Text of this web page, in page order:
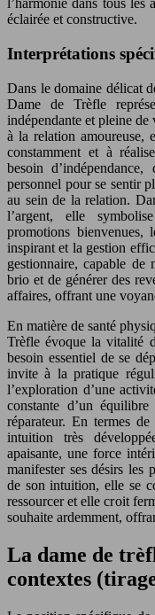
l’harmonie dans tous
éclairée et constructive.
Interprétations
Dans le domaine délicat
Dame de Trèfle
indépendante et pleine
à la relation amoureuse,
constamment et à
besoin d’indépendance,
personnel pour se sentir
au sein de la relation.
l’argent, elle
promotions bienvenues,
inspirant et la gestion
gestionnaire, capable de
brio et de générer des
affaires, offrant une
En matière de santé
Trèfle évoque la vitalité
besoin essentiel de se
invite à la pratique
l’exploration d’une
constante d’un
réparateur. En termes
intuition très
apaisante, une force
manifester ses désirs les
de son intuition, elle se
ressourcer et elle croit
souhaite ardemment,
La dame de
contextes